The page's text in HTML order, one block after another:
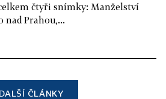
čtyři snímky: Manželství
nad Prahou,...
DALŠÍ ČLÁNKY